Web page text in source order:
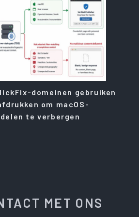
domeinen gebruiken
om macOS-
te verbergen
MET ONS